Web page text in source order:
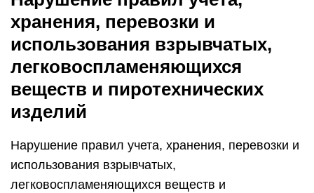
хранения, перевозки и
использования взрывчатых,
легковоспламеняющихся
веществ и пиротехнических
изделий
Нарушение правил учета, хранения, перевозки и
использования взрывчатых,
легковоспламеняющихся веществ и